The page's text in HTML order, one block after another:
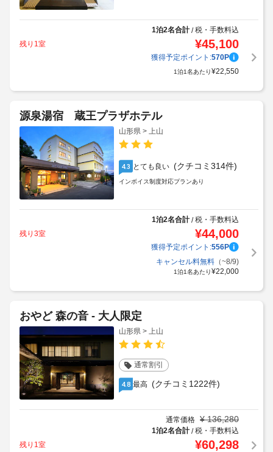
1泊2名合計/税・手数料込
残り1室
¥45,100
獲得予定ポイント:570P
1泊1名あたり¥22,550
源泉湯宿 蔵王プラザホテル
山形県 > 上山
4.3 とても良い (クチコミ314件)
インボイス制度対応プランあり
1泊2名合計/税・手数料込
残り3室
¥44,000
獲得予定ポイント:556P
キャンセル料無料（~8/9)
1泊1名あたり¥22,000
おやど 森の音 - 大人限定
山形県 > 上山
通常割引
4.8 最高 (クチコミ1222件)
通常価格 ¥ 136,280
1泊2名合計/税・手数料込
残り1室
¥60,298